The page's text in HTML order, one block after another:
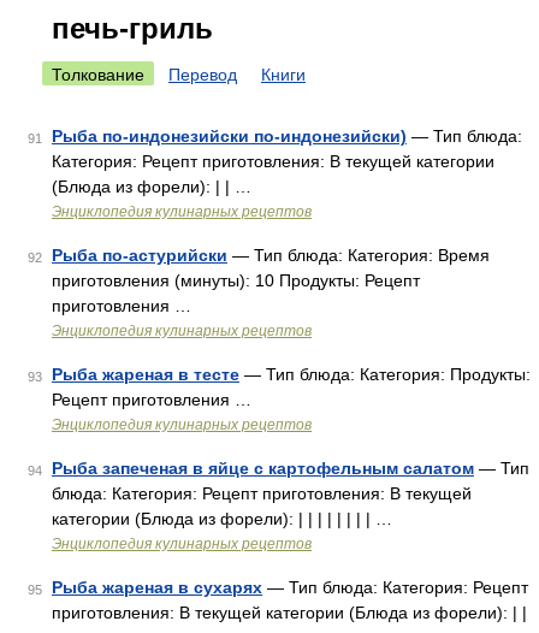
печь-гриль
Толкование Перевод Книги
91 Рыба по-индонезийски по-индонезийски) — Тип блюда:
Категория: Рецепт приготовления: В текущей категории
(Блюда из форели): | | …
Энциклопедия кулинарных рецептов
92 Рыба по-астурийски — Тип блюда: Категория: Время
приготовления (минуты): 10 Продукты: Рецепт
приготовления …
Энциклопедия кулинарных рецептов
93 Рыба жареная в тесте — Тип блюда: Категория: Продукты:
Рецепт приготовления …
Энциклопедия кулинарных рецептов
94 Рыба запеченая в яйце с картофельным салатом — Тип
блюда: Категория: Рецепт приготовления: В текущей
категории (Блюда из форели): | | | | | | | | …
Энциклопедия кулинарных рецептов
95 Рыба жареная в сухарях — Тип блюда: Категория: Рецепт
приготовления: В текущей категории (Блюда из форели): | |